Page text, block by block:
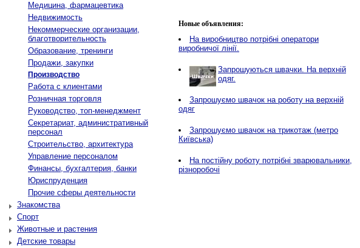
Медицина, фармацевтика
Недвижимость
Некоммерческие организации,
благотворительность
Образование, тренинги
Продажи, закупки
Производство
Работа с клиентами
Розничная торговля
Руководство, топ-менеджмент
Секретариат, административный
персонал
Строительство, архитектура
Управление персоналом
Финансы, бухгалтерия, банки
Юриспруденция
Прочие сферы деятельности
Знакомства
Спорт
Животные и растения
Детские товары
Новые объявления:
Нa виробництво потрібні оператори
виробничої лінії.
Запрошуються швачки. На верхній
одяг.
Запрошуємо швачок на роботу на верхній
одяг
Запрошуємо швачок на трикотаж (метро
Київська)
На постійну роботу потрібні зварювальники,
різноробочі